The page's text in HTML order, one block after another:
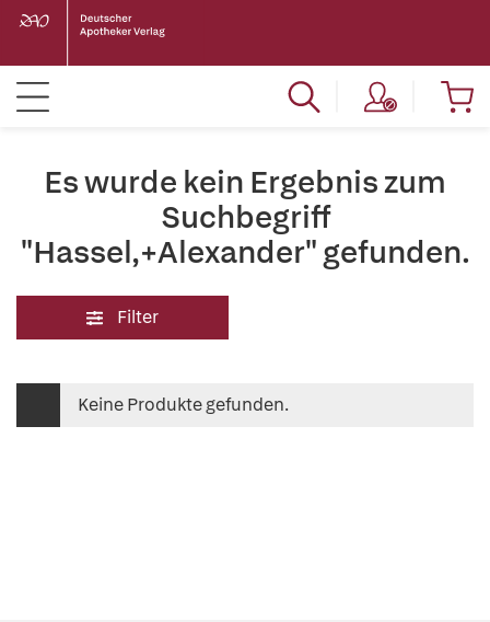
Es wurde kein Ergebnis zum
Suchbegriff
"Hassel,+Alexander" gefunden.
Filter
Keine Produkte gefunden.